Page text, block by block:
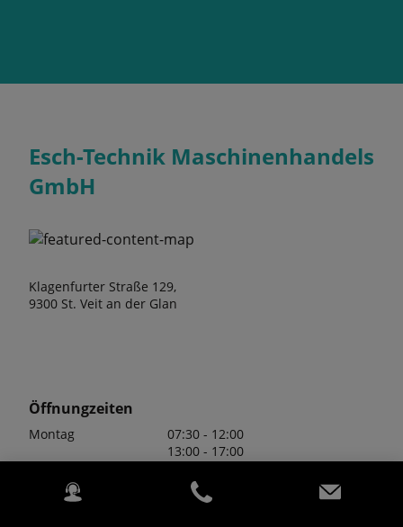
Esch-Technik Maschinenhandels
GmbH
Klagenfurter Straße 129,
9300 St. Veit an der Glan
Öffnungzeiten
Montag
07:30 - 12:00
13:00 - 17:00
13:00 - 17:00